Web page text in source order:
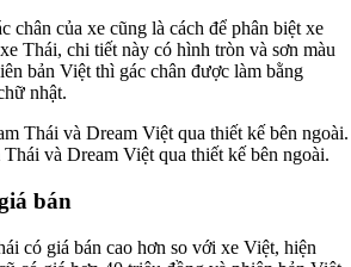
chân của xe cũng là cách để phân biệt xe
Thái, chi tiết này có hình tròn và sơn màu
bản Việt thì gác chân được làm bằng
nhật.
và Dream Việt qua thiết kế bên ngoài.
bán
có giá bán cao hơn so với xe Việt, hiện